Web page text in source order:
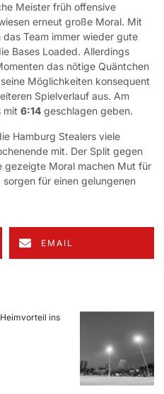
Meister früh offensive
erneut große Moral. Mit
das Team immer wieder gute
Bases Loaded. Allerdings
das nötige Quäntchen
Möglichkeiten konsequent
Spielverlauf aus. Am
mit 6:14 geschlagen geben.
Hamburg Stealers viele
mit. Der Split gegen
gezeigte Moral machen Mut für
für einen gelungenen
EMAIL
ins